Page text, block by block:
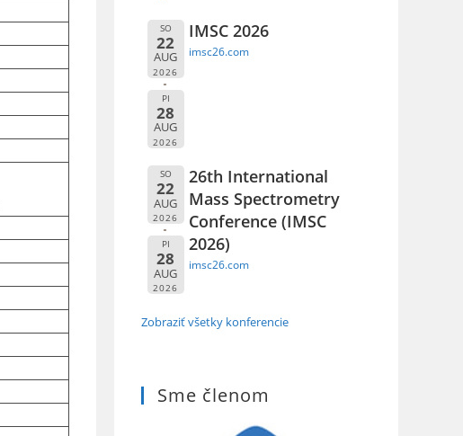
SO
22
AUG
2026
PI
28
AUG
2026
IMSC 2026
imsc26.com
SO
22
AUG
2026
PI
28
AUG
2026
26th International
Mass Spectrometry
Conference (IMSC
2026)
imsc26.com
Zobraziť všetky konferencie
Sme členom